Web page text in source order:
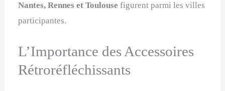
Nantes, Rennes et Toulouse figurent parmi les villes
participantes.
L’Importance des Accessoires
Rétroréfléchissants